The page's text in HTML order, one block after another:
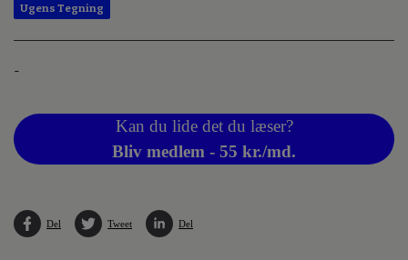
Ugens Tegning
-
Kan du lide det du læser?
Bliv medlem - 55 kr./md.
Del Tweet Del